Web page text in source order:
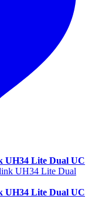
UH34 Lite Dual UC
UH34 Lite Dual UC